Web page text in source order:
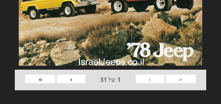
«
‹
1 של 31
›
»